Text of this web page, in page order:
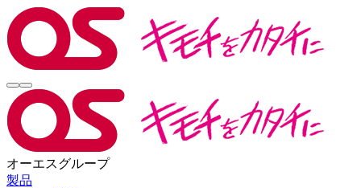
オーエスグループ
製品